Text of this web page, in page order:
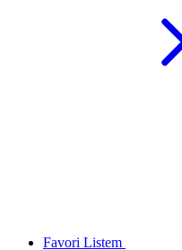
Favori Listem